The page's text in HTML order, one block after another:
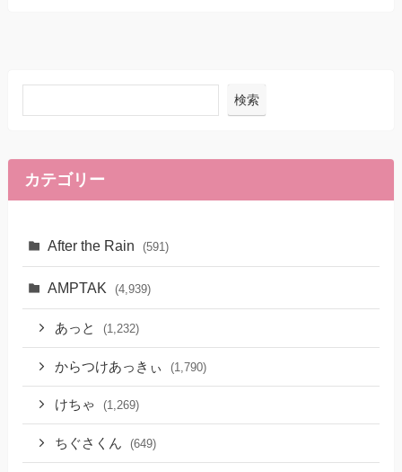
検索
カテゴリー
After the Rain (591)
AMPTAK (4,939)
あっと (1,232)
からつけあっきぃ (1,790)
けちゃ (1,269)
ちぐさくん (649)